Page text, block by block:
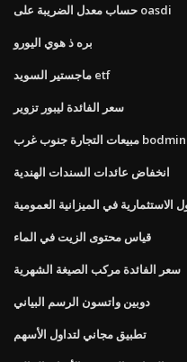
حساب معدل الضريبة على oasdi
بره ذ هوي اليورو
ماجستير السويد etf
سعر الفائدة ليبور تزوير
مبيعات التجارة جنوب غرب bodmin
انخفاض عائدات السندات الهندية
في الميزانية العمومية
قياس محتوى الزيت في الماء
سعر الفائدة مركب الصيغة الشهرية
دوبين واتسون الرسم البياني
تطبيق مجاني لتداول الأسهم